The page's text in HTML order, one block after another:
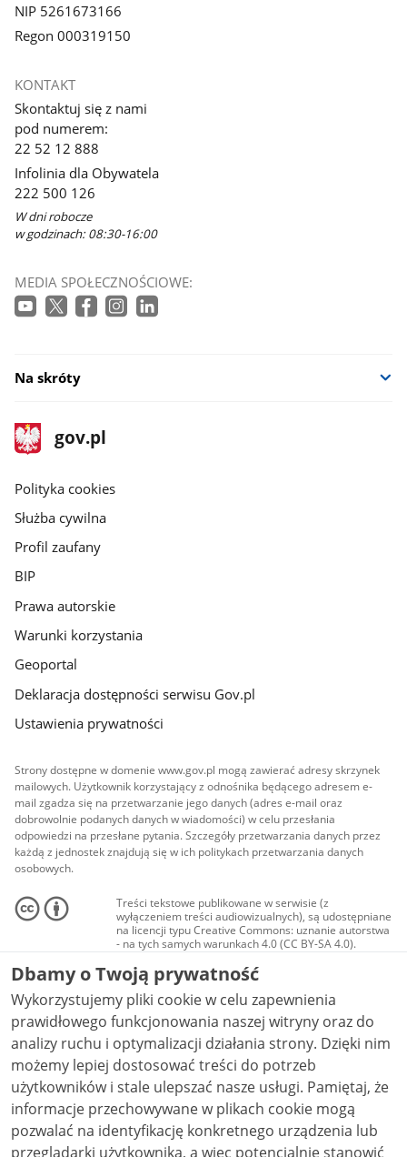
NIP 5261673166
Regon 000319150
KONTAKT
Skontaktuj się z nami
pod numerem:
22 52 12 888
Infolinia dla Obywatela
222 500 126
W dni robocze
w godzinach: 08:30-16:00
MEDIA SPOŁECZNOŚCIOWE:
Na skróty
stopka
gov.pl
Strona
gov.pl
gov.pl
Polityka cookies
Służba cywilna
Profil zaufany
BIP
Prawa autorskie
Warunki korzystania
Geoportal
Deklaracja dostępności serwisu Gov.pl
Ustawienia prywatności
Strony dostępne w domenie www.gov.pl mogą zawierać adresy skrzynek
mailowych. Użytkownik korzystający z odnośnika będącego adresem e-
mail zgadza się na przetwarzanie jego danych (adres e-mail oraz
dobrowolnie podanych danych w wiadomości) w celu przesłania
odpowiedzi na przesłane pytania. Szczegóły przetwarzania danych przez
każdą z jednostek znajdują się w ich politykach przetwarzania danych
osobowych.
Treści tekstowe publikowane w serwisie (z
wyłączeniem treści audiowizualnych), są udostępniane
na licencji typu Creative Commons: uznanie autorstwa
- na tych samych warunkach 4.0 (CC BY-SA 4.0).
Materiały audiowizualne, w tym zdjęcia, materiały
audio i wideo, są udostępniane na licencji typu
Creative Commons: uznanie autorstwa użycie
niekomercyjne - bez utworów zależnych 4.0 (CC BY-
NC-ND 4.0), o ile nie jest to stwierdzone inaczej.
Dbamy o Twoją prywatność
Wykorzystujemy pliki cookie w celu zapewnienia
prawidłowego funkcjonowania naszej witryny oraz do
analizy ruchu i optymalizacji działania strony. Dzięki nim
możemy lepiej dostosować treści do potrzeb
użytkowników i stale ulepszać nasze usługi. Pamiętaj, że
informacje przechowywane w plikach cookie mogą
pozwalać na identyfikację konkretnego urządzenia lub
przeglądarki użytkownika, a więc potencjalnie stanowić